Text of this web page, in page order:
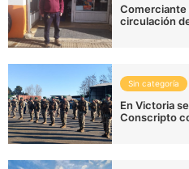
Comerciante
circulación
Sin categoría
En Victoria
Conscripto